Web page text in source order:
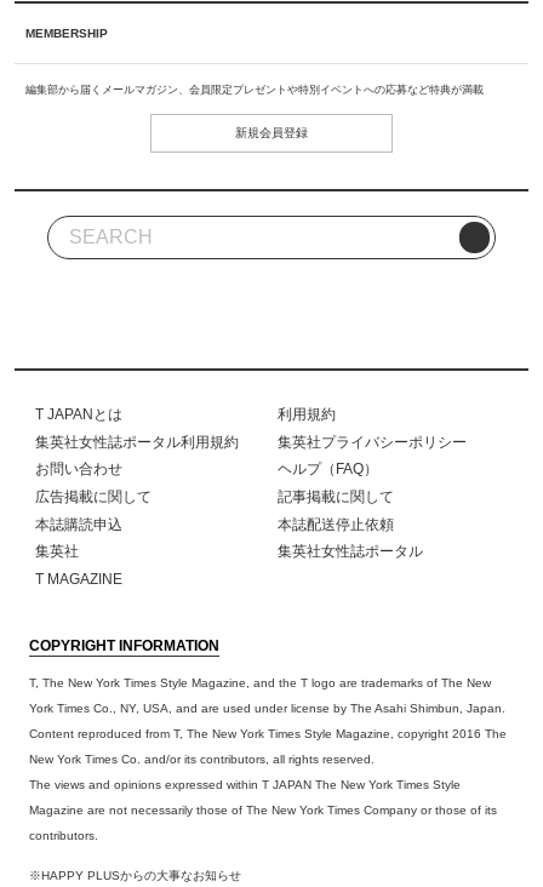
MEMBERSHIP
編集部から届くメールマガジン、会員限定プレゼントや特別イベントへの応募など特典が満載
新規会員登録
T JAPANとは
利用規約
集英社女性誌ポータル利用規約
集英社プライバシーポリシー
お問い合わせ
ヘルプ（FAQ）
広告掲載に関して
記事掲載に関して
本誌購読申込
本誌配送停止依頼
集英社
集英社女性誌ポータル
T MAGAZINE
COPYRIGHT INFORMATION
T, The New York Times Style Magazine, and the T logo are trademarks of The New
York Times Co., NY, USA, and are used under license by The Asahi Shimbun, Japan.
Content reproduced from T, The New York Times Style Magazine, copyright 2016 The
New York Times Co. and/or its contributors, all rights reserved.
The views and opinions expressed within T JAPAN The New York Times Style
Magazine are not necessarily those of The New York Times Company or those of its
contributors.
※HAPPY PLUSからの大事なお知らせ